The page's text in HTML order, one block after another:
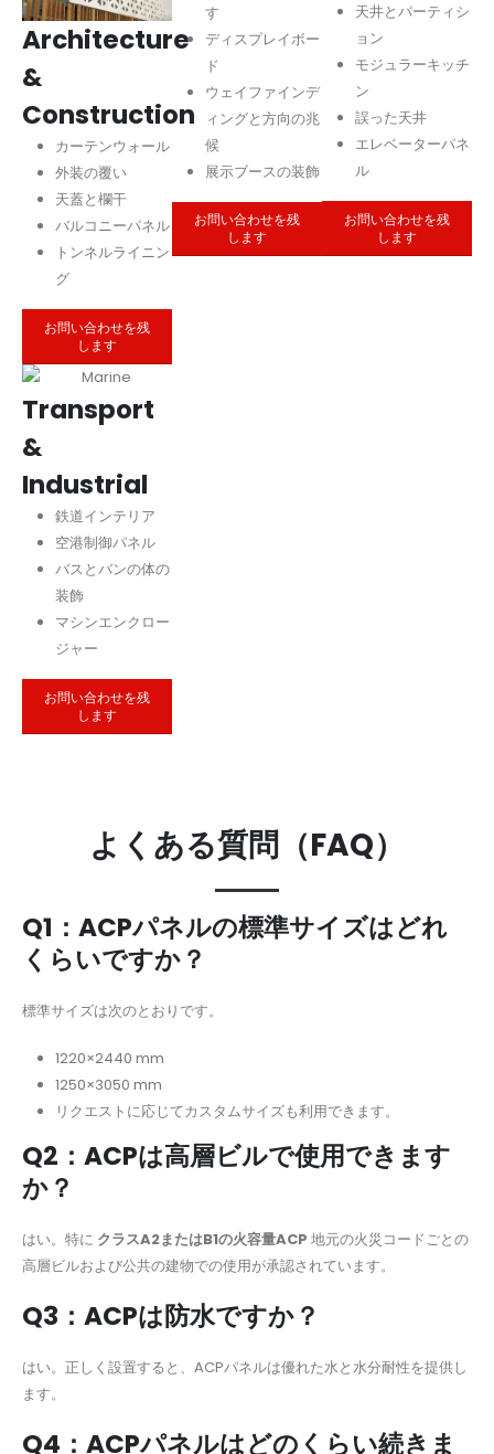
Architecture
&
Construction
カーテンウォール
外装の覆い
天蓋と欄干
バルコニーパネル
トンネルライニン
グ
お問い合わせを残
します
す
ディスプレイボー
ド
ウェイファインデ
ィングと方向の兆
候
展示ブースの装飾
お問い合わせを残
します
天井とパーティシ
ョン
モジュラーキッチ
ン
誤った天井
エレベーターパネ
ル
お問い合わせを残
します
Transport
&
Industrial
鉄道インテリア
空港制御パネル
バスとバンの体の
装飾
マシンエンクロー
ジャー
お問い合わせを残
します
よくある質問（FAQ）
Q1：ACPパネルの標準サイズはどれ
くらいですか？
標準サイズは次のとおりです。
1220×2440 mm
1250×3050 mm
リクエストに応じてカスタムサイズも利用できます。
Q2：ACPは高層ビルで使用できます
か？
はい。特に クラスA2またはB1の火容量ACP 地元の火災コードごとの
高層ビルおよび公共の建物での使用が承認されています。
Q3：ACPは防水ですか？
はい。正しく設置すると、ACPパネルは優れた水と水分耐性を提供し
ます。
Q4：ACPパネルはどのくらい続きま